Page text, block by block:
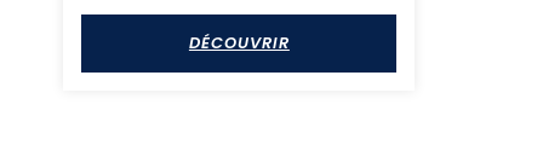
DÉCOUVRIR